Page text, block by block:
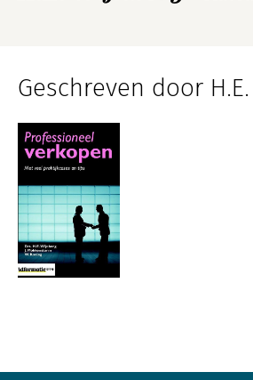
Geschreven door